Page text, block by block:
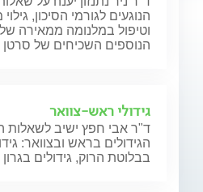
הנוגעים לגורמי הסיכון,
וטיפול במלנומה ממאירה של
הנוספים השכיחים של סרטן
גידולי ראש-צוואר
ד"ר אבי חפץ ישיב לשאלות
הגידולים בראש ובצוואר:
בבלוטת הרוק, גידולים בגרון